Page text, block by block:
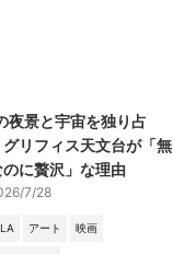
夜景と宇宙を独り占
リフィス天文台が「無
に贅沢」な理由
7/28
アート 映画